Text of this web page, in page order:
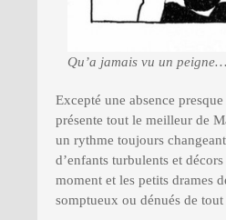
Qu’a jamais vu un peigne…
Excepté une absence
présente tout le meilleur de
un rythme toujours
d’enfants turbulents et
moment et les petits drames
somptueux ou dénués de